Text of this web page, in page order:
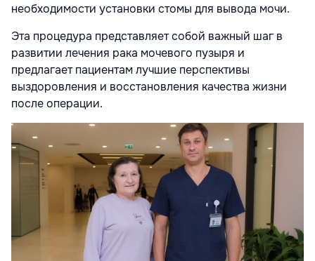
необходимости установки стомы для вывода мочи.
Эта процедура представляет собой важный шаг в
развитии лечения рака мочевого пузыря и
предлагает пациентам лучшие перспективы
выздоровления и восстановления качества жизни
после операции.